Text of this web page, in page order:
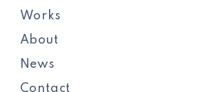
Works
About
News
Contact